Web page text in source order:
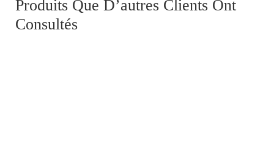
Produits Que D’autres Clients Ont
Consultés